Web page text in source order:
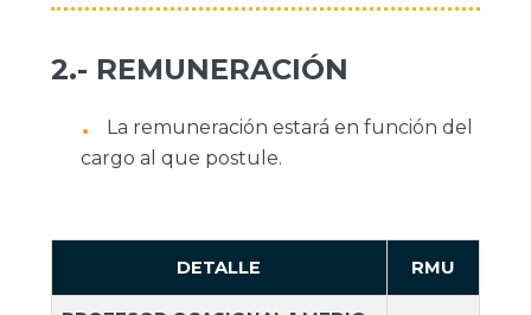
2.- REMUNERACIÓN
La remuneración estará en función del
cargo al que postule.
DETALLE RMU